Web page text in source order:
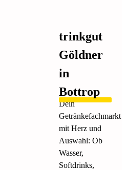
trinkgut
Göldner
in
Bottrop
Dein
Getränkefachmarkt
mit Herz und
Auswahl: Ob
Wasser,
Softdrinks,